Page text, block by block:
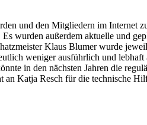
und den Mitgliedern im Internet
wurden außerdem aktuelle und
Klaus Blumer wurde
weniger ausführlich und
in den nächsten Jahren die
Katja Resch für die technische